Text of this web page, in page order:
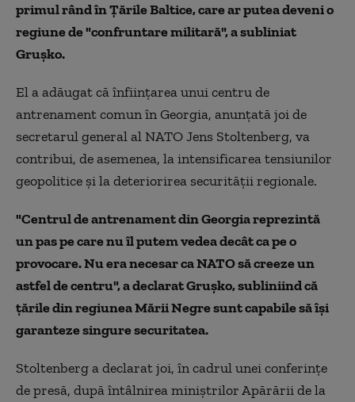
primul rând în Ţările Baltice, care ar putea deveni o
regiune de "confruntare militară", a subliniat
Gruşko.
El a adăugat că înfiinţarea unui centru de
antrenament comun în Georgia, anunţată joi de
secretarul general al NATO Jens Stoltenberg, va
contribui, de asemenea, la intensificarea tensiunilor
geopolitice şi la deteriorirea securităţii regionale.
"Centrul de antrenament din Georgia reprezintă
un pas pe care nu îl putem vedea decât ca pe o
provocare. Nu era necesar ca NATO să creeze un
astfel de centru", a declarat Gruşko, subliniind că
ţările din regiunea Mării Negre sunt capabile să îşi
garanteze singure securitatea.
Stoltenberg a declarat joi, în cadrul unei conferinţe
de presă, după întâlnirea miniştrilor Apărării de la